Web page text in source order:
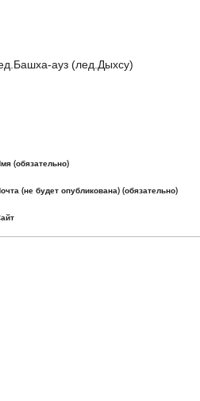
ауз (лед.Дыхсу)
(обязательно)
(не будет опубликована) (обязательно)